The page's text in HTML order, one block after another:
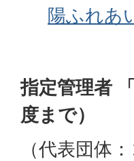
陽ふれあ
指定管理者
度まで）
（代表団体